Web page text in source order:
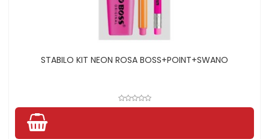
STABILO KIT NEON ROSA BOSS+POINT+SWANO